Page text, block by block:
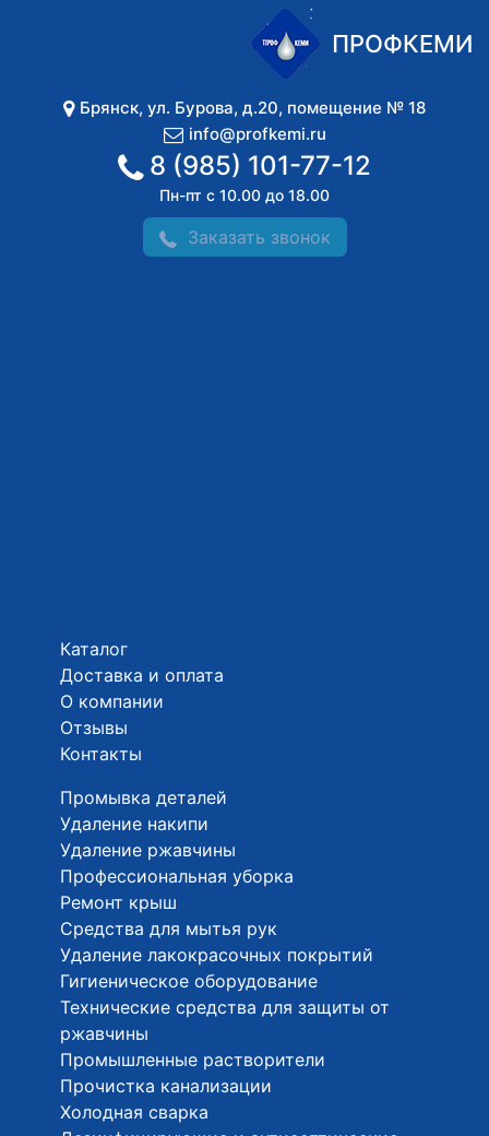
ПРОФКЕМИ
Брянск, ул. Бурова, д.20, помещение № 18
info@profkemi.ru
8 (985) 101-77-12
Пн-пт с 10.00 до 18.00
Заказать звонок
Каталог
Доставка и оплата
О компании
Отзывы
Контакты
Промывка деталей
Удаление накипи
Удаление ржавчины
Профессиональная уборка
Ремонт крыш
Средства для мытья рук
Удаление лакокрасочных покрытий
Гигиеническое оборудование
Технические средства для защиты от
ржавчины
Промышленные растворители
Прочистка канализации
Холодная сварка